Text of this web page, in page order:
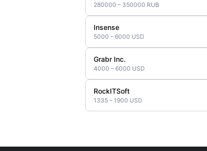
280000 – 350000 RUB
Insense
5000 – 6000 USD
Grabr Inc.
4000 – 6000 USD
RockITSoft
1335 – 1900 USD